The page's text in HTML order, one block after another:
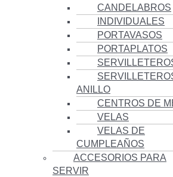
CANDELABROS
INDIVIDUALES
PORTAVASOS
PORTAPLATOS
ANILLO
CENTROS DE
VELAS
VELAS DE
CUMPLEAÑOS
ACCESORIOS PARA
SERVIR